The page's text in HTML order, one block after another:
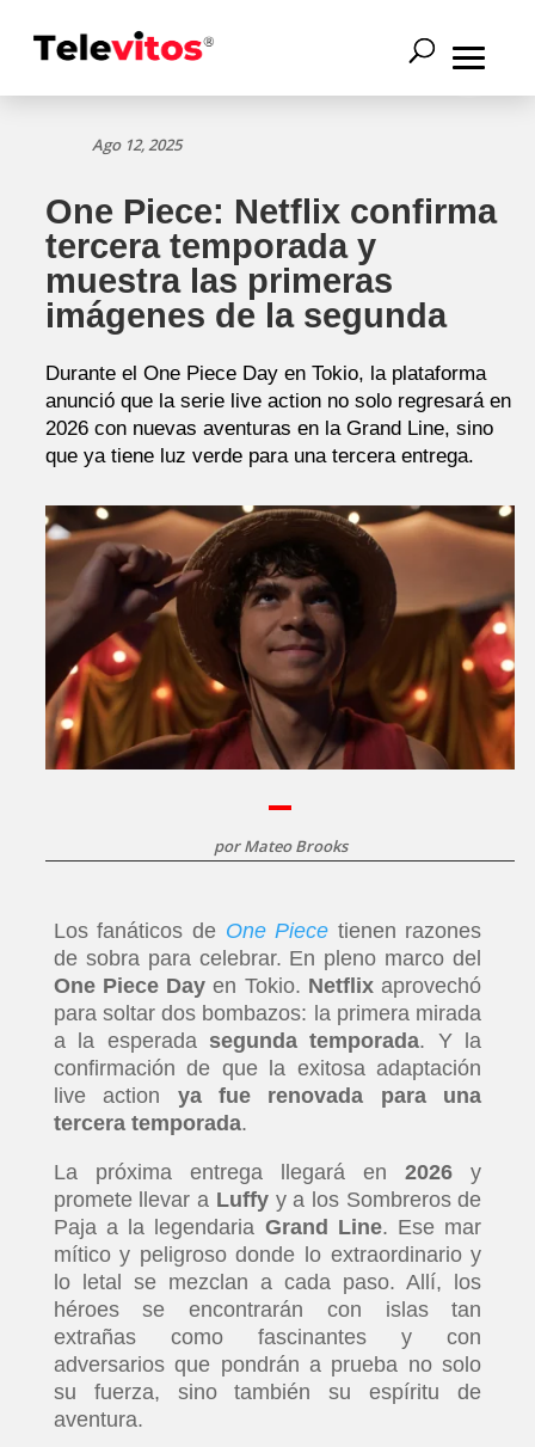
Ago 12, 2025
One Piece: Netflix confirma
tercera temporada y
muestra las primeras
imágenes de la segunda
Durante el One Piece Day en Tokio, la plataforma
anunció que la serie live action no solo regresará en
2026 con nuevas aventuras en la Grand Line, sino
que ya tiene luz verde para una tercera entrega.
porMateo Brooks
Los fanáticos de One Piece tienen razones
de sobra para celebrar. En pleno marco del
One Piece Day en Tokio. Netflixaprovechó
para soltar dos bombazos: la primera mirada
a la esperada segunda temporada. Y la
confirmación de que la exitosa adaptación
live action ya fue renovada para una
tercera temporada.
La próxima entrega llegará en2026 y
promete llevar a Luffyy a los Sombreros de
Paja a la legendaria Grand Line. Ese mar
mítico y peligroso donde lo extraordinario y
lo letal se mezclan a cada paso. Allí, los
héroes se encontrarán con islas tan
extrañas como fascinantes y con
adversarios que pondrán a prueba no solo
su fuerza, sino también su espíritu de
aventura.